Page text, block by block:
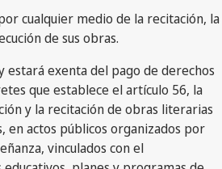
cualquier medio de la recitación, la
de sus obras.
estará exenta del pago de derechos
que establece el artículo 56, la
y la recitación de obras literarias
en actos públicos organizados por
vinculados con el